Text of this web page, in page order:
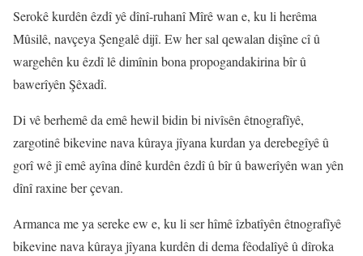
Serokê kurdên êzdî yê dînî-ruhanî Mîrê wan e, ku li herêma
Mûsilê, navçeya Şengalê dijî. Ew her sal qewalan dişîne cî û
wargehên ku êzdî lê dimînin bona propogandakirina bîr û
bawerîyên Şêxadî.
Di vê berhemê da emê hewil bidin bi nivîsên êtnografîyê,
zargotinê bikevine nava kûraya jîyana kurdan ya derebegîyê û
gorî wê jî emê ayîna dînê kurdên êzdî û bîr û bawerîyên wan yên
dînî raxine ber çevan.
Armanca me ya sereke ew e, ku li ser hîmê îzbatîyên êtnografîyê
bikevine nava kûraya jîyana kurdên di dema fêodalîyê û dîroka